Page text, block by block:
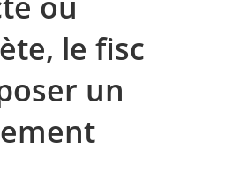
le fisc
un